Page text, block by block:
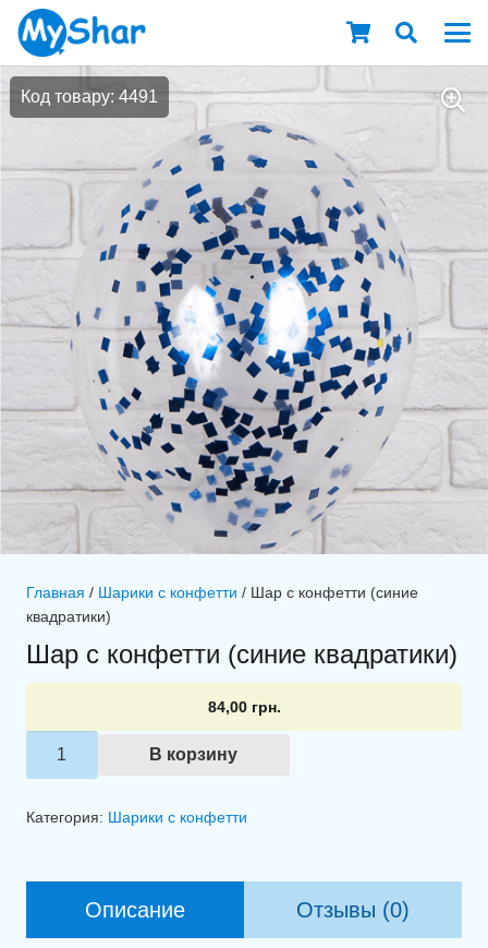
Код товару: 4491
Главная / Шарики с конфетти / Шар с конфетти (синие
квадратики)
Шар с конфетти (синие квадратики)
84,00 грн.
Количество
товара
В корзину
Категория: Шарики с конфетти
Описание Отзывы (0)